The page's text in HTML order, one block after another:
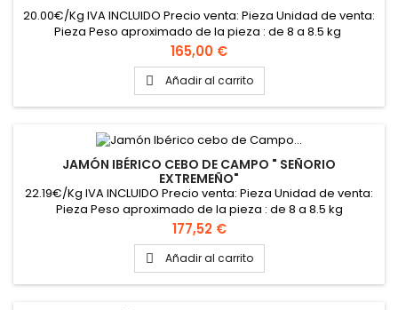
20.00€/Kg IVA INCLUIDO Precio venta: Pieza Unidad de venta:
Pieza Peso aproximado de la pieza : de 8 a 8.5 kg
Procedencia: Cabeza la vaca (Extremadura)
Precio
165,00 €
 Añadir al carrito
JAMÓN IBÉRICO CEBO DE CAMPO " SEÑORIO
EXTREMEÑO"
22.19€/Kg IVA INCLUIDO Precio venta: Pieza Unidad de venta:
Pieza Peso aproximado de la pieza : de 8 a 8.5 kg
Procedencia: Fuentes de León (Extremadura)
Precio
177,52 €
 Añadir al carrito